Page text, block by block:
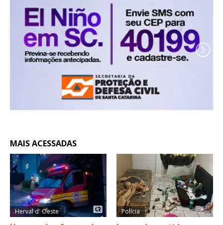
MAIS ACESSADAS
Herval d' Oeste Polícia